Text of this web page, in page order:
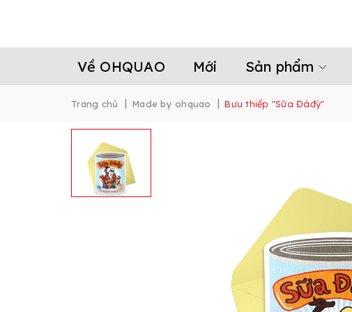
Về OHQUAO Mới Sản phẩm
Trang chủ | Made by ohquao | Bưu thiếp "Sữa Đáđỳ"